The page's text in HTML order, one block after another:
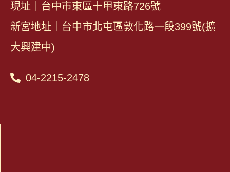
現址｜台中市東區十甲東路726號
新宮地址｜台中市北屯區敦化路一段399號(擴
大興建中)
04-2215-2478